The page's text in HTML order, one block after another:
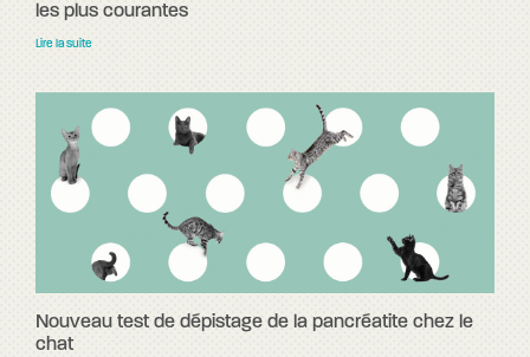
les plus courantes
Lire la suite
Nouveau test de dépistage de la pancréatite chez le
chat